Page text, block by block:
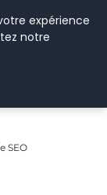
SEO
expérience
notre